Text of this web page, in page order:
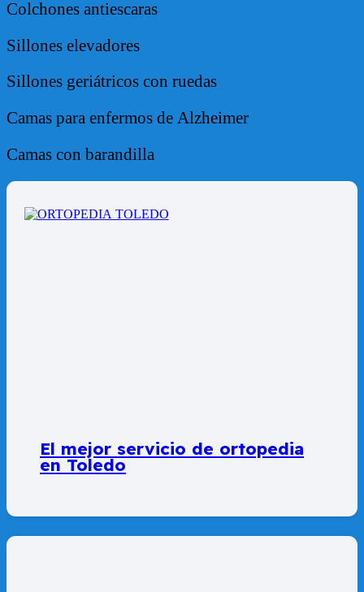
Colchones antiescaras
Sillones elevadores
Sillones geriátricos con ruedas
Camas para enfermos de Alzheimer
Camas con barandilla
El mejor servicio de ortopedia
en Toledo